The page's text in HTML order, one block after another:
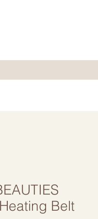
Belt